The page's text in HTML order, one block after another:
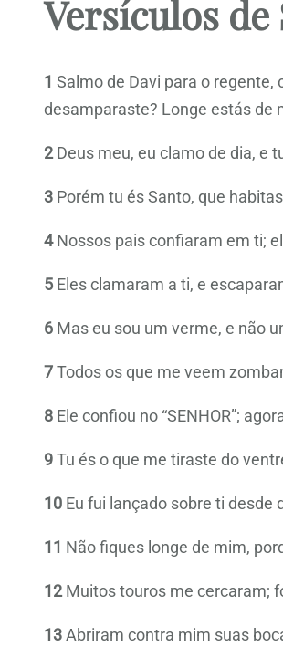
Versículos de
1 Salmo de Davi para o regente,
desamparaste? Longe estás de
2Deus meu, eu clamo de dia, e
3 Porém tu és Santo, que
4Nossos pais confiaram em ti;
5 Eles clamaram a ti, e
6 Mas eu sou um verme, e não
7Todos os que me veem
8 Ele confiou no “SENHOR”;
9Tu és o que me tiraste do
10 Eu fui lançado sobre ti desde
11 Não fiques longe de mim,
12Muitos touros me cercaram;
13Abriram contra mim suas